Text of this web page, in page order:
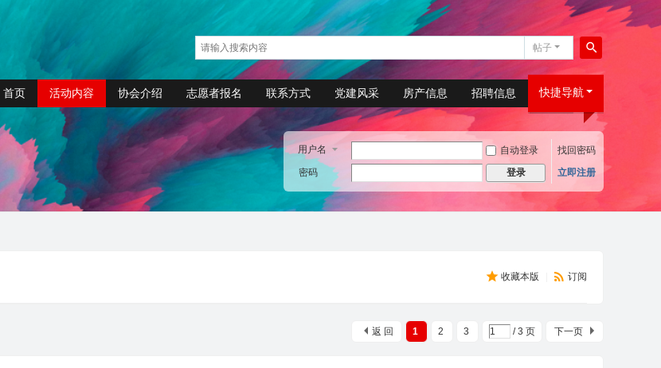
帖子
搜
索
快捷导航
首页 活动内容 协会介绍 志愿者报名 联系方式 党建风采 房产信息 招聘信息
用户名 自动登录
找回密码
密码
登录 立即注册
收藏本版 订阅
1 2 3 / 3 页 下一页
返 回